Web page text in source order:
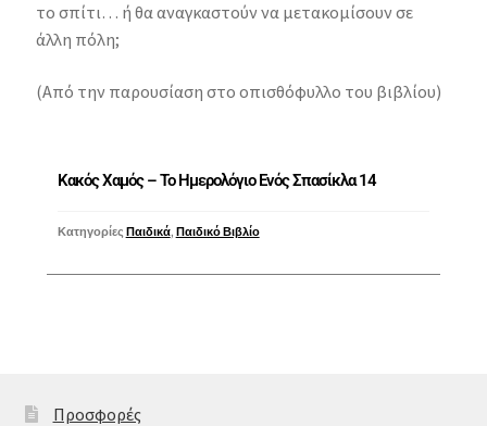
το σπίτι… ή θα αναγκαστούν να μετακομίσουν σε
άλλη πόλη;
(Από την παρουσίαση στο οπισθόφυλλο του βιβλίου)
Κακός Χαμός – Το Ημερολόγιο Ενός Σπασίκλα 14
Κατηγορίες Παιδικά, Παιδικό Βιβλίο
Προσφορές